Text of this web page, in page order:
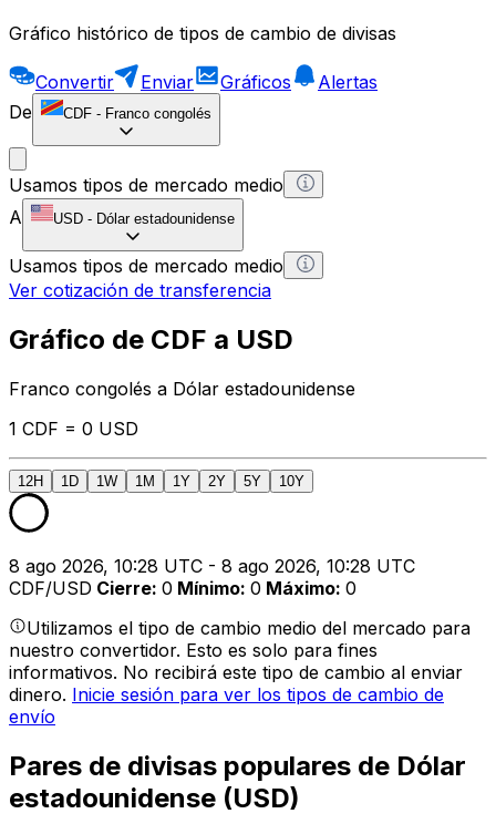
Gráfico histórico de tipos de cambio de divisas
Convertir Enviar Gráficos
Alertas
De
CDF - Franco congolés
Usamos tipos de mercado medio
A
USD - Dólar estadounidense
Usamos tipos de mercado medio
Ver cotización de transferencia
Gráfico de CDF a USD
Franco congolés a Dólar estadounidense
1 CDF = 0 USD
12H 1D 1W 1M 1Y 2Y 5Y 10Y
8 ago 2026, 10:28 UTC - 8 ago 2026, 10:28 UTC
CDF/USD Cierre: 0 Mínimo: 0 Máximo: 0
Utilizamos el tipo de cambio medio del mercado para
nuestro convertidor. Esto es solo para fines
informativos. No recibirá este tipo de cambio al enviar
dinero. Inicie sesión para ver los tipos de cambio de
envío
Pares de divisas populares de Dólar
estadounidense (USD)